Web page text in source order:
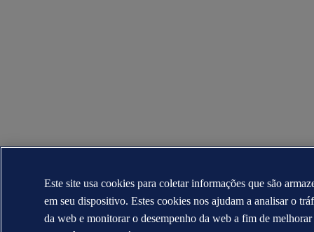
Este site usa cookies para coletar informações que são
em seu dispositivo. Estes cookies nos ajudam a analisar o
da web e monitorar o desempenho da web a fim de melhorar